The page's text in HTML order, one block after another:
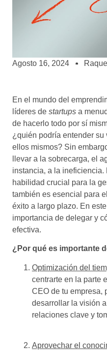
Agosto 16, 2024
En el mundo del
líderes de startups a
de hacerlo todo por sí
¿quién podría entender
ellos mismos? Sin
llevar a la sobrecarga, el
instancia, a la
habilidad crucial para la
también es esencial para
éxito a largo plazo. En
importancia de delegar y
efectiva.
¿Por qué es importante
Optimización del
centrarte en la parte
CEO de tu empresa,
desarrollar la visión
relaciones clave y
Aprovechar el